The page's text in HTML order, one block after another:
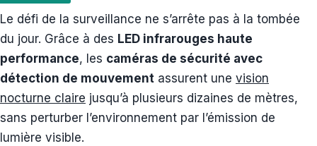
Le défi de la surveillance ne s’arrête pas à la tombée
du jour. Grâce à des LED infrarouges haute
performance, les caméras de sécurité avec
détection de mouvement assurent une vision
nocturne claire jusqu’à plusieurs dizaines de mètres,
sans perturber l’environnement par l’émission de
lumière visible.